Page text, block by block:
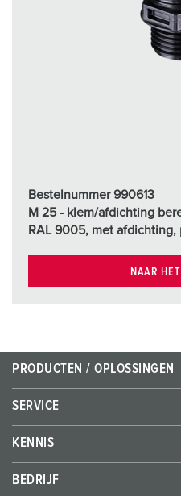
Bestelnummer 990613
M 25 - klem/afdichting
RAL 9005, met afdichting,
NAAR
PRODUCTEN / OPLOSSINGEN
SERVICE
KENNIS
BEDRIJF